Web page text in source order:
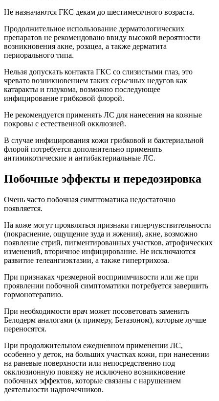
Не назначаются ГКС декам до шестимесячного возраста.
Продолжительное использование дерматологических
препаратов не рекомендовано ввиду высокой вероятности
возникновения акне, розацеа, а также дерматита
периорального типа.
Нельзя допускать контакта ГКС со слизистыми глаз, это
чревато возникновением таких серьезных недугов как
катаракты и глаукома, возможно последующее
инфицирование грибковой флорой.
Не рекомендуется применять ЛС для нанесения на кожные
покровы с естественной окклюзией.
В случае инфицирования кожи грибковой и бактериальной
флорой потребуется дополнительно применять
антимикотические и антибактериальные ЛС.
Побочные эффекты и передозировка
Очень часто побочная симптоматика недостаточно
появляется.
На коже могут проявляться признаки гиперчувствительности
(покраснение, ощущение зуда и жжения), акне, возможно
появление стрий, пигментированных участков, атрофических
изменений, вторичное инфицирование. Не исключаются
развитие телеангиэктазии, а также гипертрихоза.
При признаках чрезмерной восприимчивости или же при
проявлении побочной симптоматики потребуется завершить
гормонотерапию.
При необходимости врач может посоветовать заменить
Белодерм аналогами (к примеру, Бетазоном), которые лучше
переносятся.
При продолжительном ежедневном применении ЛС,
особенно у деток, на больших участках кожи, при нанесении
на раневые поверхности или непосредственно под
окклюзионную повязку не исключено возникновение
побочных эффектов, которые связаны с нарушением
деятельности надпочечников.